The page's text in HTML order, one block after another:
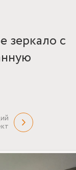
зеркало с